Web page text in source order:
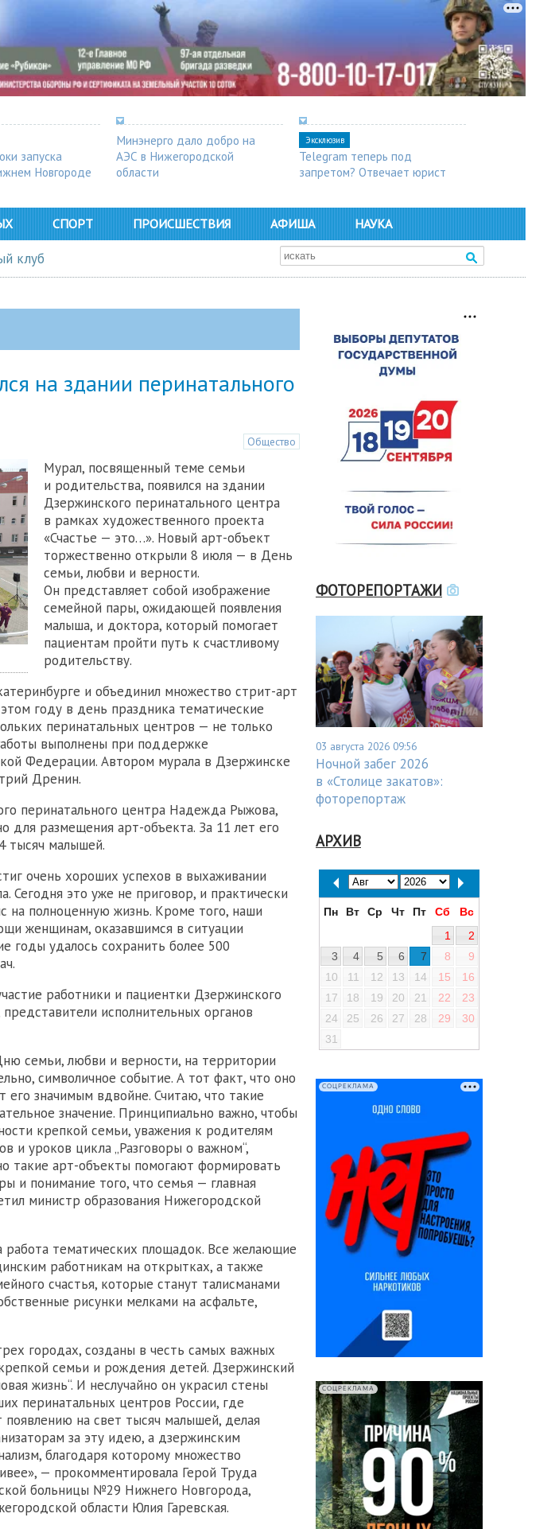
запуска
Новгороде
Минэнерго дало добро на
АЭС в Нижегородской
области
Эксклюзив
Telegram теперь под
запретом? Отвечает юрист
СПОРТ ПРОИСШЕСТВИЯ АФИША НАУКА
клуб
на здании перинатального
Общество
Мурал, посвященный теме семьи
и родительства, появился на здании
Дзержинского перинатального центра
в рамках художественного проекта
«Счастье — это…». Новый арт-объект
торжественно открыли 8 июля — в День
семьи, любви и верности.
Он представляет собой изображение
семейной пары, ожидающей появления
малыша, и доктора, который помогает
пациентам пройти путь к счастливому
родительству.
и объединил множество стрит-арт
году в день праздника тематические
перинатальных центров — не только
выполнены при поддержке
Федерации. Автором мурала в Дзержинске
Дренин.
перинатального центра Надежда Рыжова,
для размещения арт-объекта. За 11 лет его
тысяч малышей.
очень хороших успехов в выхаживании
Сегодня это уже не приговор, и практически
на полноценную жизнь. Кроме того, наши
женщинам, оказавшимся в ситуации
годы удалось сохранить более 500
работники и пациентки Дзержинского
исполнительных органов
семьи, любви и верности, на территории
символичное событие. А тот факт, что оно
его значимым вдвойне. Считаю, что такие
значение. Принципиально важно, чтобы
крепкой семьи, уважения к родителям
и уроков цикла „Разговоры о важном“,
такие арт-объекты помогают формировать
и понимание того, что семья — главная
министр образования Нижегородской
работа тематических площадок. Все желающие
работникам на открытках, а также
счастья, которые станут талисманами
рисунки мелками на асфальте,
городах, созданы в честь самых важных
семьи и рождения детей. Дзержинский
жизнь“. И неслучайно он украсил стены
перинатальных центров России, где
на свет тысяч малышей, делая
за эту идею, а дзержинским
благодаря которому множество
— прокомментировала Герой Труда
больницы №29 Нижнего Новгорода,
области Юлия Гаревская.
ФОТОРЕПОРТАЖИ
03 августа 2026 09:56
Ночной забег 2026
в «Столице закатов»:
фоторепортаж
АРХИВ
Пн Вт Ср Чт Пт Сб
Вс
1
2
3
4 5 6 7 8
9
10
11 12 13 14 15
16
17
18 19 20 21 22
23
24
25 26 27 28 29
30
31
СОЦРЕКЛАМА
СОЦРЕКЛАМА